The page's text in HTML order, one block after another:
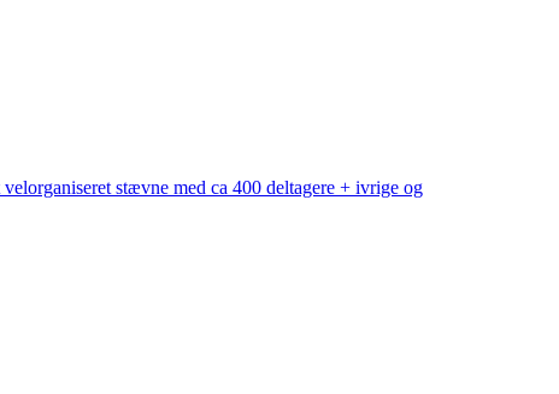
stævne med ca 400 deltagere + ivrige og